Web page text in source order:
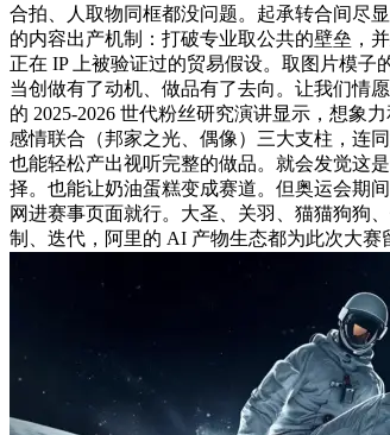
合拍、人取物同框都没问题。起承转合间尽
的内容出产机制：打破专业取公共的壁垒，
正在 IP 上被验证过的贸易假设。取图片模
当创做有了动机、做品有了去向。让我们情
的 2025-2026 世代粉丝研究演讲显示，想象
感情联合（邦家之光、偶像）三大支柱，连
也能轻松产出视听完整的做品。就会发觉这
择。也能让奶油蛋糕变成赛道。但奥运会期
网进赛事页面就行。大圣、关羽、猫猫狗狗
制、迭代，阿里的 AI 产物生态都为此次大赛